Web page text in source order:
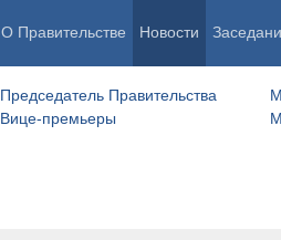
О Правительстве Новости
Председатель Правительства
Вице-премьеры